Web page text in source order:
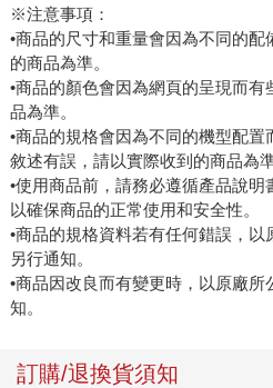
※注意事項：
•商品的尺寸和重量會因為不同的配
的商品為準。
•商品的顏色會因為網頁的呈現而
品為準。
•商品的規格會因為不同的機型配
敘述有誤，請以實際收到的商品為準
•使用商品前，請務必遵循產品說明
以確保商品的正常使用和安全性。
•商品的規格資料若有任何錯誤，
另行通知。
•商品因改良而有變更時，以原廠
知。
訂購/退換貨須知